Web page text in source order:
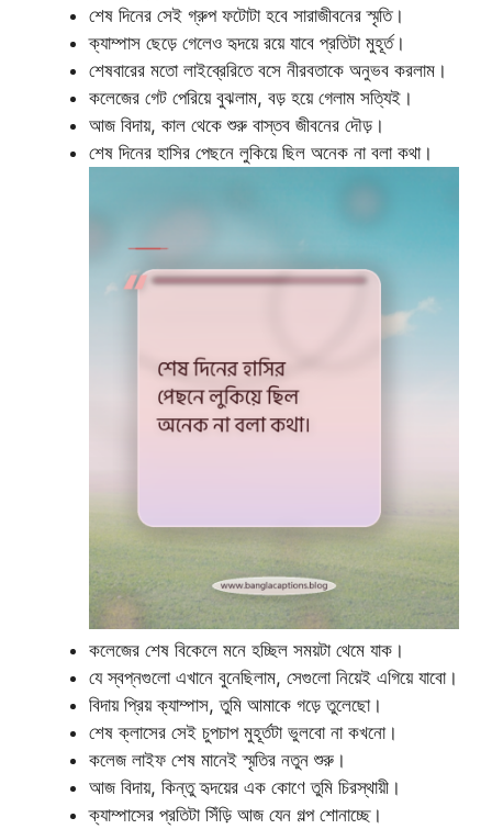
শেষ দিনের সেই গ্রুপ ফটোটা হবে সারাজীবনের স্মৃতি।
ক্যাম্পাস ছেড়ে গেলেও হৃদয়ে রয়ে যাবে প্রতিটা মুহূর্ত।
শেষবারের মতো লাইব্রেরিতে বসে নীরবতাকে অনুভব করলাম।
কলেজের গেট পেরিয়ে বুঝলাম, বড় হয়ে গেলাম সত্যিই।
আজ বিদায়, কাল থেকে শুরু বাস্তব জীবনের দৌড়।
শেষ দিনের হাসির পেছনে লুকিয়ে ছিল অনেক না বলা কথা।
কলেজের শেষ বিকেলে মনে হচ্ছিল সময়টা থেমে যাক।
যে স্বপ্নগুলো এখানে বুনেছিলাম, সেগুলো নিয়েই এগিয়ে যাবো।
বিদায় প্রিয় ক্যাম্পাস, তুমি আমাকে গড়ে তুলেছো।
শেষ ক্লাসের সেই চুপচাপ মুহূর্তটা ভুলবো না কখনো।
কলেজ লাইফ শেষ মানেই স্মৃতির নতুন শুরু।
আজ বিদায়, কিন্তু হৃদয়ের এক কোণে তুমি চিরস্থায়ী।
ক্যাম্পাসের প্রতিটা সিঁড়ি আজ যেন গল্প শোনাচ্ছে।